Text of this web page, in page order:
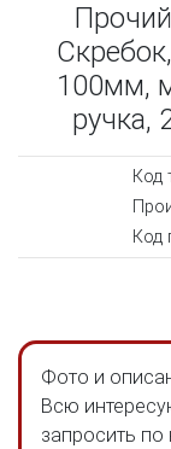
100мм,
ручка,
Код
Код
Фото и
Всю
запросить по